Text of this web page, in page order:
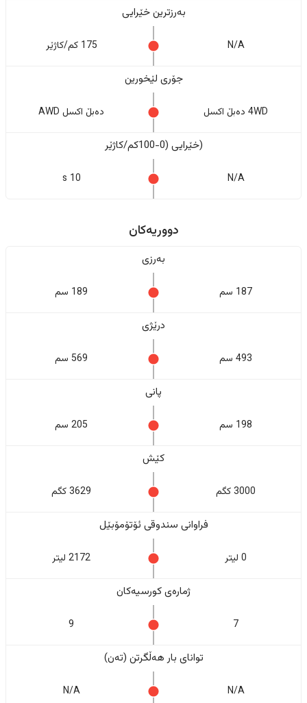
بەرزترین خێرایی
N/A 175 کم/کاژێر
جۆری لێخورین
4WD دەبڵ اکسل دەبڵ اکسل AWD
(خێرایی (0-100کم/کاژێر
N/A
10 s
دووریەکان
بەرزی
187 سم 189 سم
درێژی
493 سم 569 سم
پانی
198 سم 205 سم
کێش
3000 کگم 3629 کگم
فراوانی سندوقی ئۆتۆمۆبێل
0 لیتر 2172 لیتر
ژمارەی کورسیەکان
7
9
تواناى بار هەڵگرتن (تەن)
N/A
N/A